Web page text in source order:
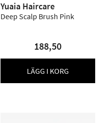
Yuaia Haircare
Deep Scalp Brush Pink
188,50
LÄGG I KORG